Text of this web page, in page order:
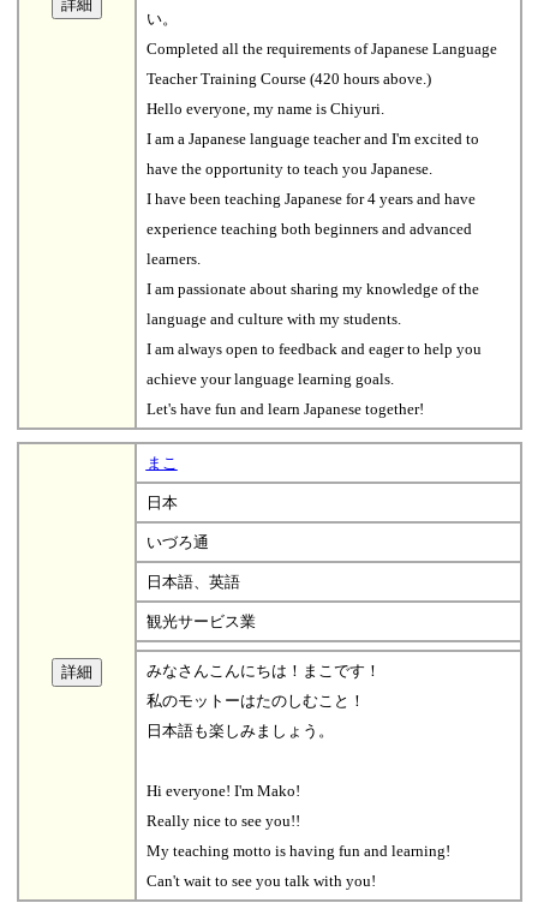
い。
Completed all the requirements of Japanese Language
Teacher Training Course (420 hours above.)
Hello everyone, my name is Chiyuri.
I am a Japanese language teacher and I'm excited to
have the opportunity to teach you Japanese.
I have been teaching Japanese for 4 years and have
experience teaching both beginners and advanced
learners.
I am passionate about sharing my knowledge of the
language and culture with my students.
I am always open to feedback and eager to help you
achieve your language learning goals.
Let's have fun and learn Japanese together!
まこ
日本
いづろ通
日本語、英語
観光サービス業
みなさんこんにちは！まこです！
私のモットーはたのしむこと！
日本語も楽しみましょう。
Hi everyone! I'm Mako!
Really nice to see you!!
My teaching motto is having fun and learning!
Can't wait to see you talk with you!